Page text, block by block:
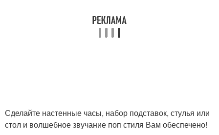
Сделайте настенные часы, набор подставок, стулья или
стол и волшебное звучание поп стиля Вам обеспечено!